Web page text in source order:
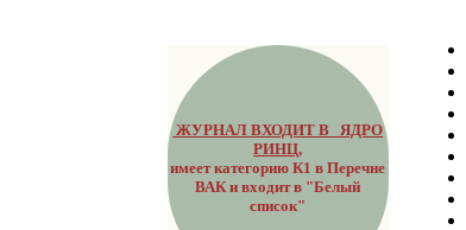
ЖУРНАЛ ВХОДИТ В ЯДРО
РИНЦ,
имеет категорию К1 в Перечне
ВАК и входит в "Белый
список"